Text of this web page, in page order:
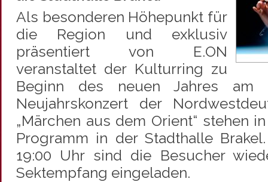
Als besonderen Höhepunkt für
die Region und exklusiv
präsentiert von E.ON
veranstaltet der Kulturring zu
Beginn des neuen Jahres am
Neujahrskonzert der
„Märchen aus dem Orient“ stehen
Programm in der Stadthalle
19:00 Uhr sind die Besucher
Sektempfang eingeladen.